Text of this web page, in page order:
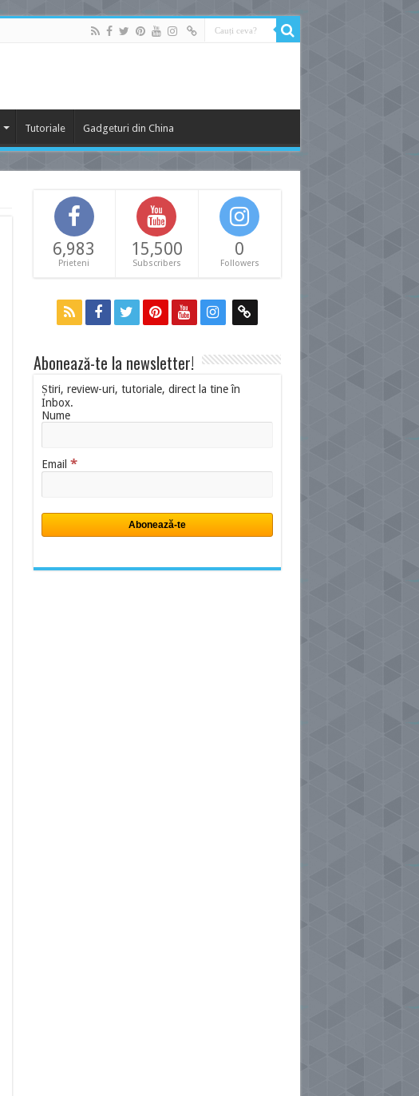
Tutoriale Gadgeturi din China
6,983
Prieteni
15,500
Subscribers
0
Followers
Abonează-te la newsletter!
Știri, review-uri, tutoriale, direct la tine în
Inbox.
Nume
Email *